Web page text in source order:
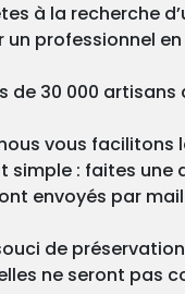
à la recherche
un professionnel
de 30 000
vous facilitons
simple : faites
envoyés par
de
ne seront pas